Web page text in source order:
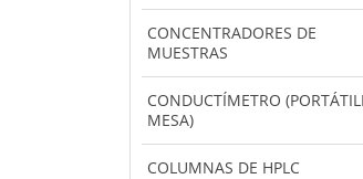
CONCENTRADORES DE
MUESTRAS
CONDUCTÍMETRO
MESA)
COLUMNAS DE HPLC